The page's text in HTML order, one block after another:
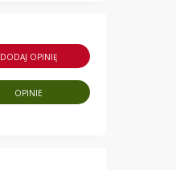
DODAJ OPINIĘ
OPINIE